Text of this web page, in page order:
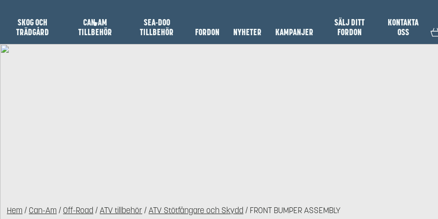
SKOG OCH
TRÄDGÅRD
CAN-AM
TILLBEHÖR
SEA-DOO
TILLBEHÖR
FORDON NYHETER KAMPANJER
SÄLJ DITT
FORDON
KONTAKTA
OSS
Hem / Can-Am / Off-Road /ATV tillbehör /ATV Stötfångare och Skydd / FRONT BUMPER ASSEMBLY